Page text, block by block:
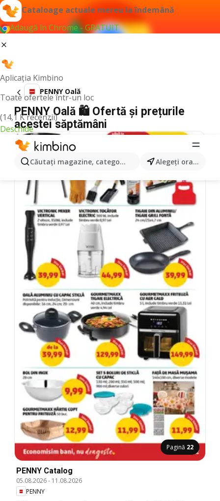
Cataloage actuale mereu la îndemână
Adaugă în Chrome - GRATUIT
Aplicația Kimbino
Toate ofertele într-un loc
(14,1 K recenzii)
Deschide
Căutaţi magazine, categorii, produse... Alegeţi oraşul
PENNY Oală
PENNY Oală 🛍️ Ofertă și prețurile
acestei săptămâni
Pagină 22
PENNY Catalog
05.08.2026- 11.08.2026
PENNY